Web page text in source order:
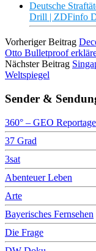
Deutsche
Drill | ZDFinfo
Vorheriger Beitrag
Otto Bulletproof
Nächster Beitrag
Weltspiegel
Sender &
360° – GEO Reportage
37 Grad
3sat
Abenteuer Leben
Arte
Bayerisches Fernsehen
Die Frage